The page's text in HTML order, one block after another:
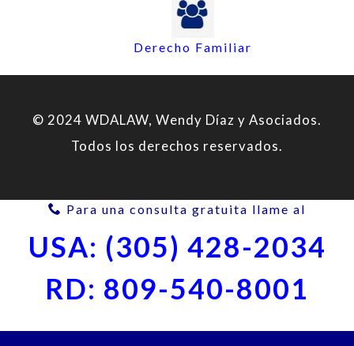
Derecho Familiar
© 2024 WDALAW, Wendy Díaz y Asociados.
Todos los derechos reservados.
Para una consulta gratuita llame al
USA: (305) 428-2034
RD: 809-540-8001